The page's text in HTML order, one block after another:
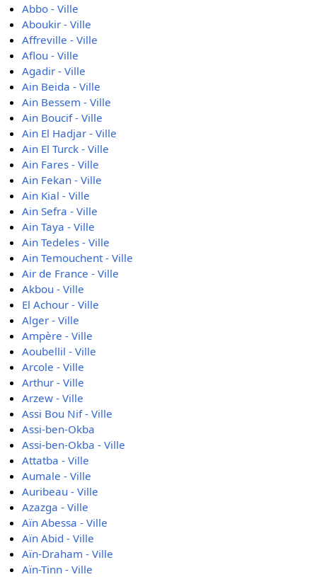
Abbo - Ville
Aboukir - Ville
Affreville - Ville
Aflou - Ville
Agadir - Ville
Ain Beida - Ville
Ain Bessem - Ville
Ain Boucif - Ville
Ain El Hadjar - Ville
Ain El Turck - Ville
Ain Fares - Ville
Ain Fekan - Ville
Ain Kial - Ville
Ain Sefra - Ville
Ain Taya - Ville
Ain Tedeles - Ville
Ain Temouchent - Ville
Air de France - Ville
Akbou - Ville
El Achour - Ville
Alger - Ville
Ampère - Ville
Aoubellil - Ville
Arcole - Ville
Arthur - Ville
Arzew - Ville
Assi Bou Nif - Ville
Assi-ben-Okba
Assi-ben-Okba - Ville
Attatba - Ville
Aumale - Ville
Auribeau - Ville
Azazga - Ville
Aïn Abessa - Ville
Aïn Abid - Ville
Aïn-Draham - Ville
Aïn-Tinn - Ville